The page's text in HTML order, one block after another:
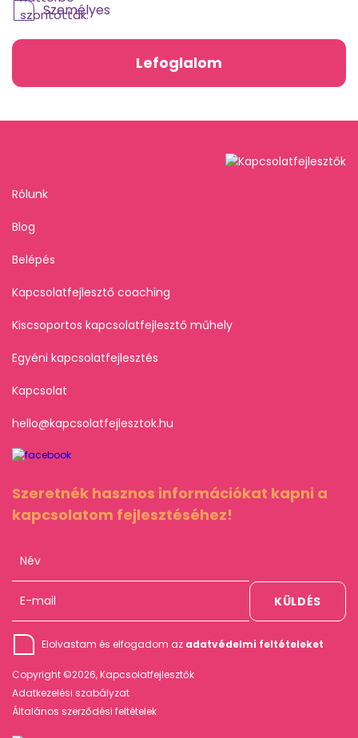
Személyes
Lefoglalom
Rólunk
Blog
Belépés
Kapcsolatfejlesztő coaching
Kiscsoportos kapcsolatfejlesztő műhely
Egyéni kapcsolatfejlesztés
Kapcsolat
hello@kapcsolatfejlesztok.hu
Copyright ©2026, Kapcsolatfejlesztők
Adatkezelési szabályzat
Általános szerződési feltételek
Szeretnék hasznos információkat kapni a
kapcsolatom fejlesztéséhez!
Elolvastam és elfogadom az adatvédelmi feltételeket